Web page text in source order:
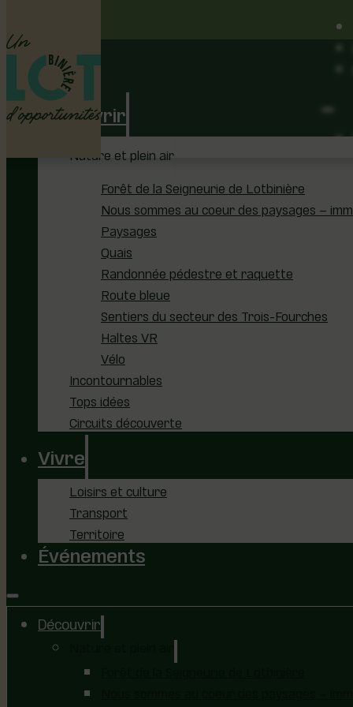
Découvrir
Nature et plein air
Forêt de la Seigneurie de Lotbinière
Nous sommes au coeur des paysages –
Paysages
Quais
Randonnée pédestre et raquette
Route bleue
Sentiers du secteur des Trois-Fourches
Haltes VR
Vélo
Incontournables
Tops idées
Circuits découverte
Vivre
Loisirs et culture
Transport
Territoire
Événements
Découvrir